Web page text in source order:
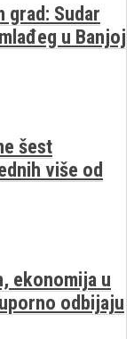
grad: Sudar
u Banjoj
šest
više od
ekonomija u
odbijaju